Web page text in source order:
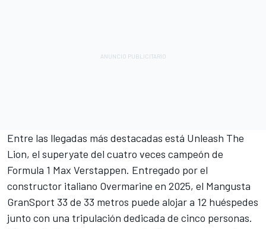
Entre las llegadas más destacadas está Unleash The
Lion, el superyate del cuatro veces campeón de
Formula 1 Max Verstappen. Entregado por el
constructor italiano Overmarine en 2025, el Mangusta
GranSport 33 de 33 metros puede alojar a 12 huéspedes
junto con una tripulación dedicada de cinco personas.